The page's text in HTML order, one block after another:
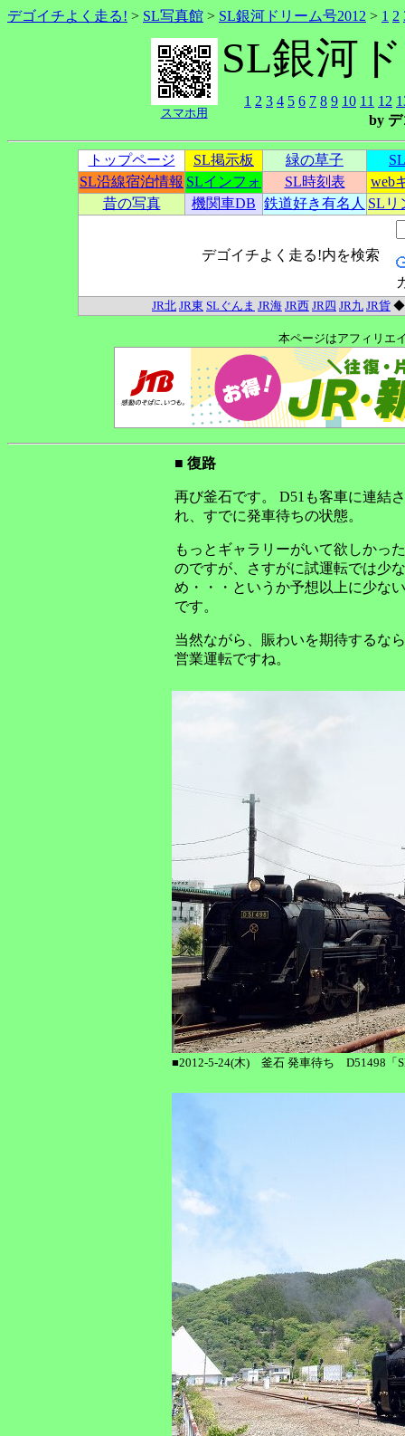
デゴイチよく走る! > SL写真館 > SL銀河ドリーム号2012 > 1 2
スマホ用
SL銀河
1 2 3 4 5 6 7 8 9 10 11 12
by
トップページ SL掲示板 緑の草子
SL沿線宿泊情報 SLインフォ SL時刻表
web
昔の写真
機関車DB 鉄道好き有名人 SLリ
デゴイチよく走る!内を検索
JR北 JR東 SLぐんま JR海 JR西 JR四 JR九 JR貨
本ページはアフィリエ
■ 復路
再び釜石です。 D51も客車に連結さ
れ、すでに発車待ちの状態。
もっとギャラリーがいて欲しかった
のですが、さすがに試運転では少な
め・・・というか予想以上に少ない
です。
当然ながら、賑わいを期待するなら
営業運転ですね。
■2012-5-24(木) 釜石 発車待ち D51498「